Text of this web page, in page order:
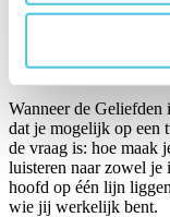
Betekenis in een
Wanneer de Geliefden
dat je mogelijk op een
de vraag is: hoe maak
luisteren naar zowel je
hoofd op één lijn
wie jij werkelijk bent.